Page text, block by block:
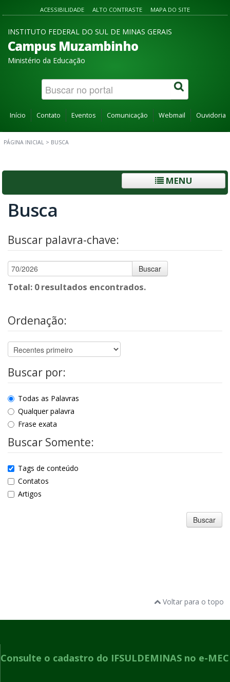
ACESSIBILIDADE ALTO CONTRASTE MAPA DO SITE
INSTITUTO FEDERAL DO SUL DE MINAS GERAIS
Campus Muzambinho
Ministério da Educação
Início Contato Eventos Comunicação Webmail Ouvidoria
PÁGINA INICIAL > BUSCA
MENU
Busca
Buscar palavra-chave:
Buscar
Total: 0 resultados encontrados.
Ordenação:
Buscar por:
Todas as Palavras
Qualquer palavra
Frase exata
Buscar Somente:
Tags de conteúdo
Contatos
Artigos
Buscar
Voltar para o topo
Consulte o cadastro do IFSULDEMINAS no e-MEC